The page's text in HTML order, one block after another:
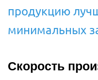
продукцию
минимальных
Скорость